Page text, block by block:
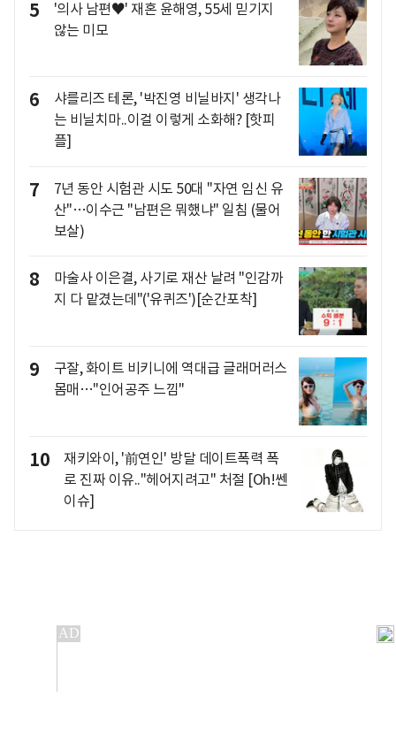
5
'의사 남편♥' 재혼 윤해영, 55세 믿기지
않는 미모
6
샤를리즈 테론, '박진영 비닐바지' 생각나
는 비닐치마..이걸 이렇게 소화해? [핫피
플]
7
7년 동안 시험관 시도 50대 "자연 임신 유
산"…이수근 "남편은 뭐했냐" 일침 (물어
보살)
8
마술사 이은결, 사기로 재산 날려 "인감까
지 다 맡겼는데"('유퀴즈')[순간포착]
9
구잘, 화이트 비키니에 역대급 글래머러스
몸매…"인어공주 느낌"
10
재키와이, '前연인' 방달 데이트폭력 폭
로 진짜 이유.."헤어지려고" 처절 [Oh!쎈
이슈]